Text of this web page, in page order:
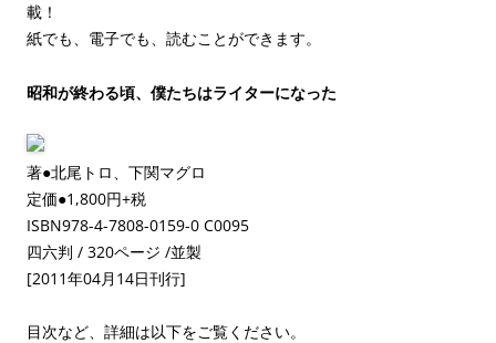
載！
紙でも、電子でも、読むことができます。
昭和が終わる頃、僕たちはライターになった
著●北尾トロ、下関マグロ
定価●1,800円+税
ISBN978-4-7808-0159-0 C0095
四六判 / 320ページ /並製
[2011年04月14日刊行]
目次など、詳細は以下をご覧ください。